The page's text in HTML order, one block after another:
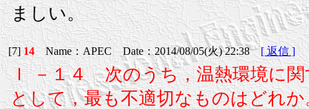
ましい。
[7]14Name：APEC Date：2014/08/05(火) 22:38[ 返信 ]
Ｉ －１４ 次のうち，温熱環境に
として，最も不適切なものはどれか